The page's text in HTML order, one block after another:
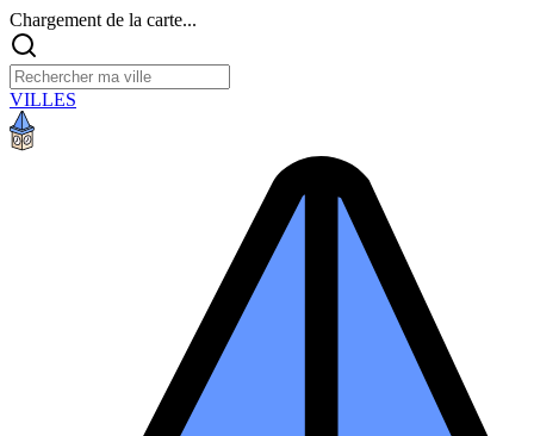
Chargement de la carte...
VILLES